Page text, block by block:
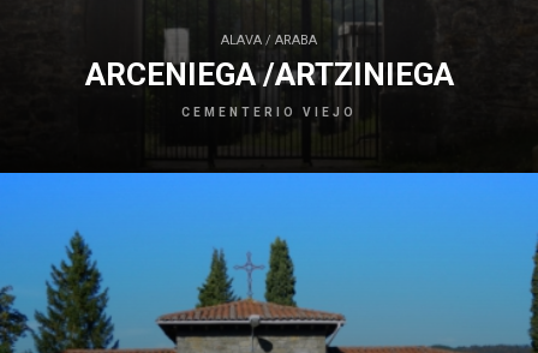
ALAVA / ARABA
ARCENIEGA /ARTZINIEGA
CEMENTERIO VIEJO